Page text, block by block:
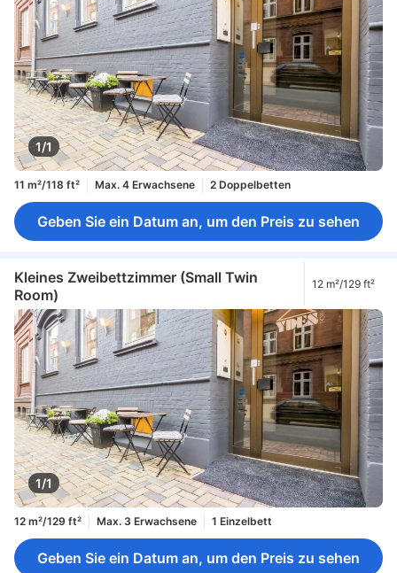
1/1
11 m²/118 ft² Max. 4 Erwachsene 2 Doppelbetten
Geben Sie ein Datum an, um den Preis zu sehen
Kleines Zweibettzimmer (Small Twin
Room)
12 m²/129 ft²
1/1
12 m²/129 ft² Max. 3 Erwachsene 1 Einzelbett
Geben Sie ein Datum an, um den Preis zu sehen